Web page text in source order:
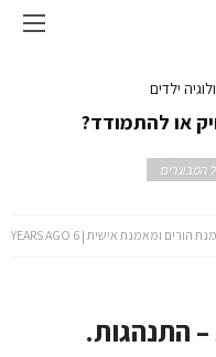
ילדים
או להתמודד?
המבוגרים
הורים ומאמנת אישית 6 YEARS AGO
התנהגות.